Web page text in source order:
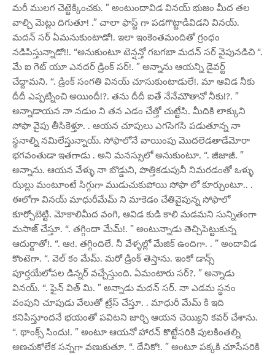
మరీ ములగ చెట్టెక్కించకు. ” అంటుందావిడ వినయ్ భుజం మీద తల
వాల్చి మెట్లు దిగుతూ! .” చాలా ఫాస్ట్ గా పడగొట్టాడీవిడని వినయ్.
మదన్ సర్ ఏమనుకుంటాడో!. ఇలా ఇంకెంతమందితో గ్రంధం
నడిపిస్తున్నాడో!!. “అనుకుంటూ టెన్షన్తో గబగబా మదన్ సర్ వైపునడిచి “.
మే ఐ గెట్ యూ ఎనదర్ డ్రింక్ సర్!. ” అన్నాను ఆయన్ని డైవర్ట్
చేద్దామని. “. డ్రింక్ సంగతి వినయ్ చూసుకుంటాడులే!. మా ఆవిడ నీకు
దీదీ ఎప్పట్నించి అయిందీ!?. తను దీదీ ఐతే నేనేమౌతానో నీకు!?. ”
అన్నాడాయన నా నడుం ని తన ఎడం చేత్తో చుట్టేసి. మీదికి లాక్కుని
సోఫా వైపు తీసికెళ్తూ. . ఆయన చూపులు ఎగసెగసి పడుతూన్న నా
స్థనాల్ని నమిలేస్తున్నాయ్. సోఫాలోనే వాయింపు మొదలెడతాడేమోరా
భగవంతుడా ఇతగాడు . అని మనస్సులో అనుకుంటూ. “. జీజాజీ. ”
అన్నాను. ఆయన వేళ్ళు నా బొడ్డుని, పొత్తికడుపునీ నిమరడంతో ఒళ్ళు
ఝల్లు మంటూంటే సిగ్గుగా ముడుచుకుపోయి సోఫా లో కూర్చుంటూ.. .
ఈలోగా వినయ్ మాధురీమేమ్ ని మాకెడం చేతివైపున్న సోఫాలో
కూర్చోబెట్టి. మోకాలిమీద వంగి, ఆవిడ కుడి కాలి మడమని సున్నితంగా
మసాజ్ చేస్తూ. “. తగ్గిందా మేమ్!. ” అంటున్నాడు తెచ్చిపెట్టుకున్న
ఆదుర్దాతో!. “. ఆఁ!. తగ్గిందిలే. నీ వేళ్ళల్లో మేజిక్ ఉందిగా. . ” అందావిడ
కొంటెగా. “. వెల్ కం మేమ్. మరో డ్రింక్ తెస్తాను. ఇంకో డాన్స్
పూర్తయేలోపల డిన్నర్ వచ్చేస్తుంది. ఏమంటారు సర్?. ” అన్నాడు
వినయ్. “. ఫైన్ విత్ మి. ” అన్నాడు మదన్ సర్. నా ఎడమ స్థనం
వంపుని చూపుడు వేలుతో ట్రేస్ చేస్తూ. . మాధురీ మేమ్ కి ఇది
కనిపిస్తూందనే భయంతో పవిటని జార్చి ఆయన చెయ్యిని కవర్ చేశాను.
“. థాంక్స్ సిందు!. ” అంటూ ఆయనో హారన్ కొట్టేసరికి పులకింతల్ని
అణచుకోలేక సన్నగా వణుకుతూ. “. దేనికో!. ” అంటూ పక్కకి చూసేసరికి